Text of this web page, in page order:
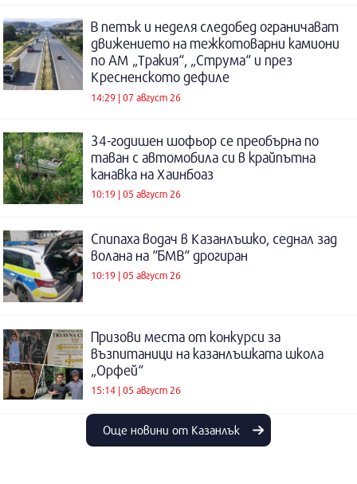
В петък и неделя следобед ограничават
движението на тежкотоварни камиони
по АМ „Тракия“, „Струма“ и през
Кресненското дефиле
14:29 | 07 август 26
34-годишен шофьор се преобърна по
таван с автомобила си в крайпътна
канавка на Хаинбоаз
10:19 | 05 август 26
Спипаха водач в Казанлъшко, седнал зад
волана на “БМВ“ дрогиран
10:19 | 05 август 26
Призови места от конкурси за
възпитаници на казанлъшката школа
„Орфей“
15:14 | 05 август 26
Още новини от Казанлък